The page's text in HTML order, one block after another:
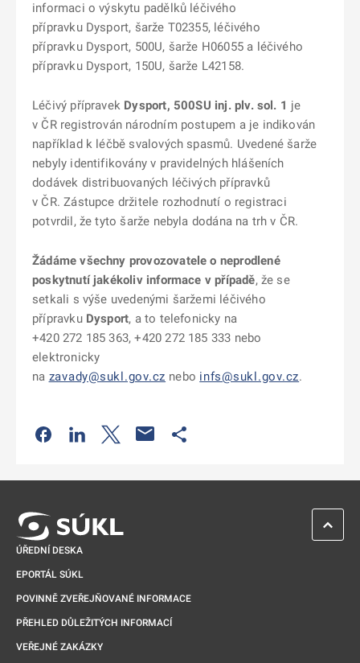
informaci o výskytu padělků léčivého
přípravku Dysport, šarže T02355, léčivého
přípravku Dysport, 500U, šarže H06055 a léčivého
přípravku Dysport, 150U, šarže L42158.
Léčivý přípravek Dysport, 500SU inj. plv. sol. 1 je
v ČR registrován národním postupem a je indikován
například k léčbě svalových spasmů. Uvedené šarže
nebyly identifikovány v pravidelných hlášeních
dodávek distribuovaných léčivých přípravků
v ČR. Zástupce držitele rozhodnutí o registraci
potvrdil, že tyto šarže nebyla dodána na trh v ČR.
Žádáme všechny provozovatele o neprodlené
poskytnutí jakékoliv informace v případě, že se
setkali s výše uvedenými šaržemi léčivého
přípravku Dysport, a to telefonicky na
+420 272 185 363, +420 272 185 333 nebo
elektronicky
na zavady@sukl.gov.cz nebo infs@sukl.gov.cz.
Odkaz se otevře na nové kartě
Odkaz se otevře na nové kartě
Odkaz se otevře na nové kartě
ÚŘEDNÍ DESKA
EPORTÁL SÚKL
POVINNĚ ZVEŘEJŇOVANÉ INFORMACE
PŘEHLED DŮLEŽITÝCH INFORMACÍ
VEŘEJNÉ ZAKÁZKY
ZPĚT